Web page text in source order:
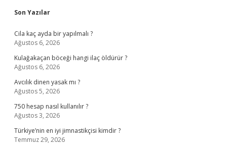
Sidebar
Son Yazılar
Cila kaç ayda bir yapılmalı ?
Ağustos 6, 2026
Kulağakaçan böceği hangi ilaç öldürür ?
Ağustos 6, 2026
Avcılık dinen yasak mı ?
Ağustos 5, 2026
750 hesap nasıl kullanılır ?
Ağustos 3, 2026
Türkiye’nin en iyi jimnastikçisi kimdir ?
Temmuz 29, 2026